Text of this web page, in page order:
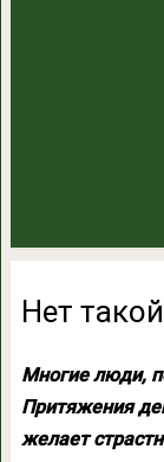
Нет
Многие люди,
Притяжения
желает